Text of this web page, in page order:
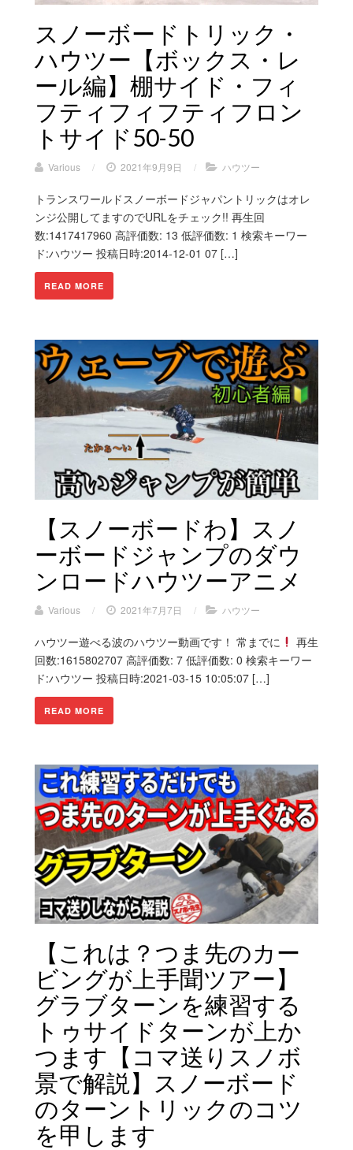
スノーボードトリック・
ハウツー【ボックス・レ
ール編】棚サイド・フィ
フティフィフティフロン
トサイド50-50
Various / 2021年9月9日 / ハウツー
トランスワールドスノーボードジャパントリックはオレ
ンジ公開してますのでURLをチェック!! 再生回
数:1417417960 高評価数: 13 低評価数: 1 検索キーワー
ド:ハウツー 投稿日時:2014-12-01 07 […]
READ MORE
【スノーボードわ】スノ
ーボードジャンプのダウ
ンロードハウツーアニメ
Various / 2021年7月7日 / ハウツー
ハウツー遊べる波のハウツー動画です！ 常までに
再生
回数:1615802707 高評価数: 7 低評価数: 0 検索キーワー
ド:ハウツー 投稿日時:2021-03-15 10:05:07 […]
READ MORE
【これは？つま先のカー
ビングが上手聞ツアー】
グラブターンを練習する
トゥサイドターンが上か
つます【コマ送りスノボ
景で解説】スノーボード
のターントリックのコツ
を甲します